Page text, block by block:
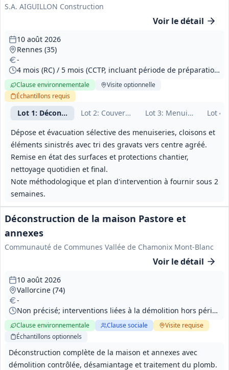
S.A. AIGUILLON Construction
Voir le détail
Lot 1: Déconstruction
Lot 2: Couverture, zinguerie
Lot 3: MenuiseriesLot 4
Dépose et évacuation sélective des menuiseries, cloisons et
éléments sinistrés avec tri des gravats vers centre agréé.
Remise en état des surfaces et protections chantier,
nettoyage quotidien et final.
Note méthodologique et plan d'intervention à fournir sous 2
semaines.
10 août 2026
Rennes (35)
-
4 mois (RC) / 5 mois (CCTP, incluant période de préparation)
Clause environnementale Visiteoptionnelle
Échantillons requis
Déconstruction de la maison Pastore et
annexes
Communauté de Communes Vallée de Chamonix Mont-Blanc
Voir le détail
Déconstruction complète de la maison et annexes avec
démolition contrôlée, désamiantage et traitement du plomb.
10 août 2026
Vallorcine (74)
-
Non précisé; interventions liées à la démolition hors période sensible : 1er septembre – 31 octobre.
Clause environnementale Clause sociale Visite requise
Échantillons optionnels